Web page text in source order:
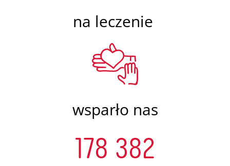
na leczenie
wsparło nas
178 382